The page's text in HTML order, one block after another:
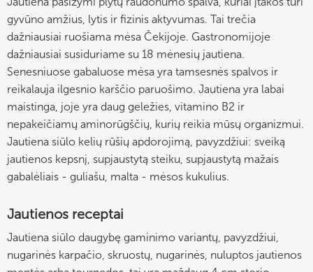
gyvūno amžius, lytis ir fizinis aktyvumas. Tai trečia
dažniausiai ruošiama mėsa Čekijoje. Gastronomijoje
dažniausiai susiduriame su 18 mėnesių jautiena.
Senesniuose gabaluose mėsa yra tamsesnės spalvos ir
reikalauja ilgesnio karščio paruošimo. Jautiena yra labai
maistinga, joje yra daug geležies, vitamino B2 ir
nepakeičiamų aminorūgščių, kurių reikia mūsų organizmui.
Jautiena siūlo kelių rūšių apdorojimą, pavyzdžiui: sveiką
jautienos kepsnį, supjaustytą steiku, supjaustytą mažais
gabalėliais - guliašu, malta - mėsos kukulius.
Jautienos receptai
Jautiena siūlo daugybę gaminimo variantų, pavyzdžiui,
nugarinės karpačio, skruostų, nugarinės, nuluptos jautienos